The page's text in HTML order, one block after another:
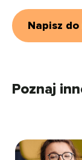
Napisz do
Poznaj